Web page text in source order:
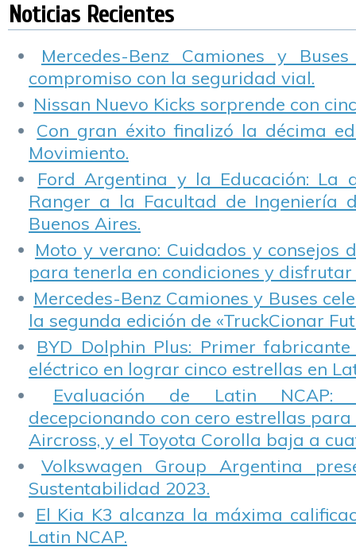
del país.
Noticias Recientes
Mercedes-Benz Camiones y
compromiso con la seguridad vial.
Nissan Nuevo Kicks sorprende con
Con gran éxito finalizó la décima
Movimiento.
Ford Argentina y la Educación: La
Ranger a la Facultad de Ingeniería
Buenos Aires.
Moto y verano: Cuidados y consejos
para tenerla en condiciones y disfrutar
Mercedes-Benz Camiones y Buses
la segunda edición de «TruckCionar
BYD Dolphin Plus: Primer
eléctrico en lograr cinco estrellas en
Evaluación de Latin NCAP:
decepcionando con cero estrellas para
Aircross, y el Toyota Corolla baja a
Volkswagen Group Argentina
Sustentabilidad 2023.
El Kia K3 alcanza la máxima
Latin NCAP.